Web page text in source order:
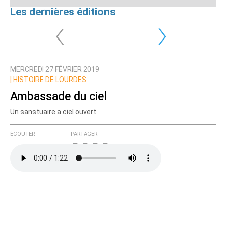
Les dernières éditions
‹ ›
MERCREDI 27 FÉVRIER 2019
HISTOIRE DE LOURDES
Ambassade du ciel
Un sanstuaire a ciel ouvert
ÉCOUTER PARTAGER